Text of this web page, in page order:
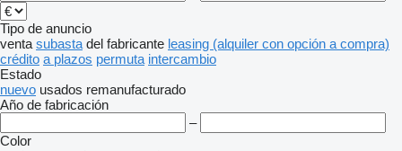
Tipo de anuncio
venta subasta del fabricante leasing (alquiler con opción a compra)
crédito a plazos permuta intercambio
Estado
nuevo usados remanufacturado
Año de fabricación
–
Color